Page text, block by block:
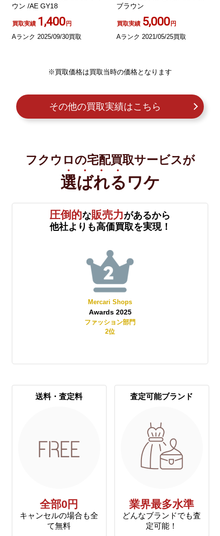
ウン /AE GY18
買取実績 1,400円
Aランク 2025/09/30買取
ブラウン
買取実績 5,000円
Aランク 2021/05/25買取
※買取価格は買取当時の価格となります
その他の買取実績はこちら
フクウロの宅配買取サービスが
選ばれる ワケ
圧倒的な販売力があるから
他社よりも高価買取を実現！
Mercari Shops
Awards 2025
ファッション部門
2位
送料・査定料
全部0円
キャンセルの場合も全
て無料
査定可能ブランド
業界最多水準
どんなブランドでも査
定可能！